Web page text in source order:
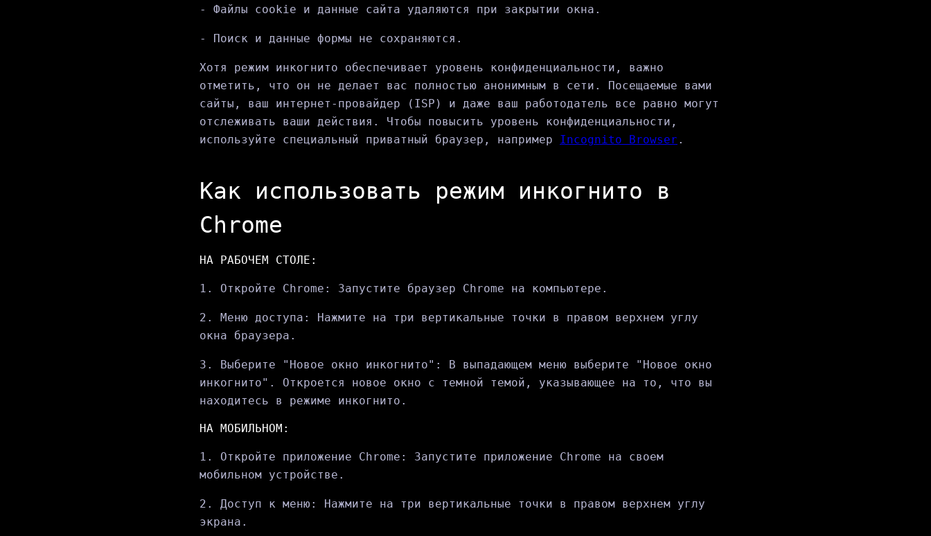
- Файлы cookie и данные сайта удаляются при закрытии окна.
- Поиск и данные формы не сохраняются.
Хотя режим инкогнито обеспечивает уровень конфиденциальности, важно
отметить, что он не делает вас полностью анонимным в сети. Посещаемые вами
сайты, ваш интернет-провайдер (ISP) и даже ваш работодатель все равно могут
отслеживать ваши действия. Чтобы повысить уровень конфиденциальности,
используйте специальный приватный браузер, например Incognito Browser .
Как использовать режим инкогнито в
Chrome
НА РАБОЧЕМ СТОЛЕ:
1. Откройте Chrome: Запустите браузер Chrome на компьютере.
2. Меню доступа: Нажмите на три вертикальные точки в правом верхнем углу
окна браузера.
3. Выберите "Новое окно инкогнито": В выпадающем меню выберите "Новое окно
инкогнито". Откроется новое окно с темной темой, указывающее на то, что вы
находитесь в режиме инкогнито.
НА МОБИЛЬНОМ:
1. Откройте приложение Chrome: Запустите приложение Chrome на своем
мобильном устройстве.
2. Доступ к меню: Нажмите на три вертикальные точки в правом верхнем углу
экрана.